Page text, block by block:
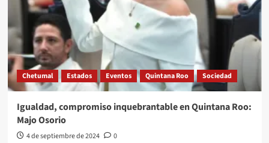
Chetumal Estados Eventos Quintana Roo Sociedad
Igualdad, compromiso inquebrantable en Quintana Roo:
Majo Osorio
4 de septiembre de 2024 0